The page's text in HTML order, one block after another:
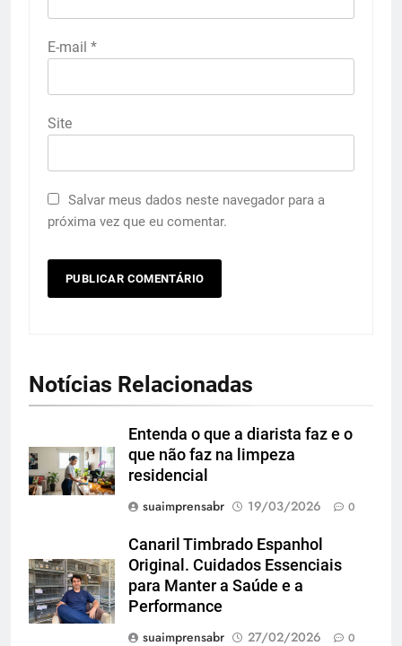
E-mail *
Site
Salvar meus dados neste navegador para a
próxima vez que eu comentar.
Notícias Relacionadas
Entenda o que a diarista faz e o
que não faz na limpeza
residencial
suaimprensabr
19/03/2026 0
Canaril Timbrado Espanhol
Original. Cuidados Essenciais
para Manter a Saúde e a
Performance
suaimprensabr
27/02/2026 0